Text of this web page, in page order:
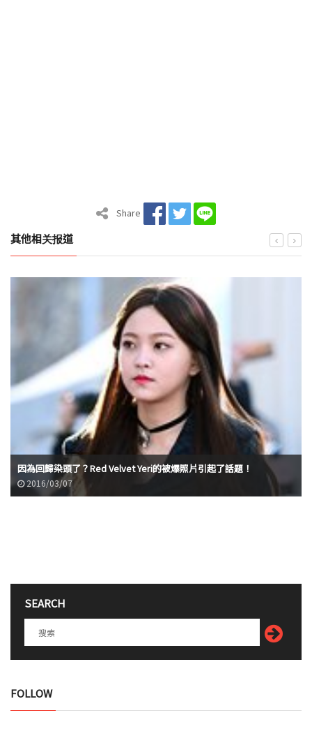
Share
其他相关报道
因為回歸染頭了？Red Velvet Yeri的被爆照片引起了話題！
2016/03/07
SEARCH
FOLLOW